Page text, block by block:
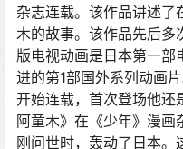
杂志连载。该作品讲述了
木的故事。该作品先后多
版电视动画是日本第一部
进的第1部国外系列动画
开始连载，首次登场他还
阿童木》在《少年》漫画
刚问世时，轰动了日本